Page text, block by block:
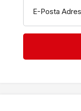
E-Posta